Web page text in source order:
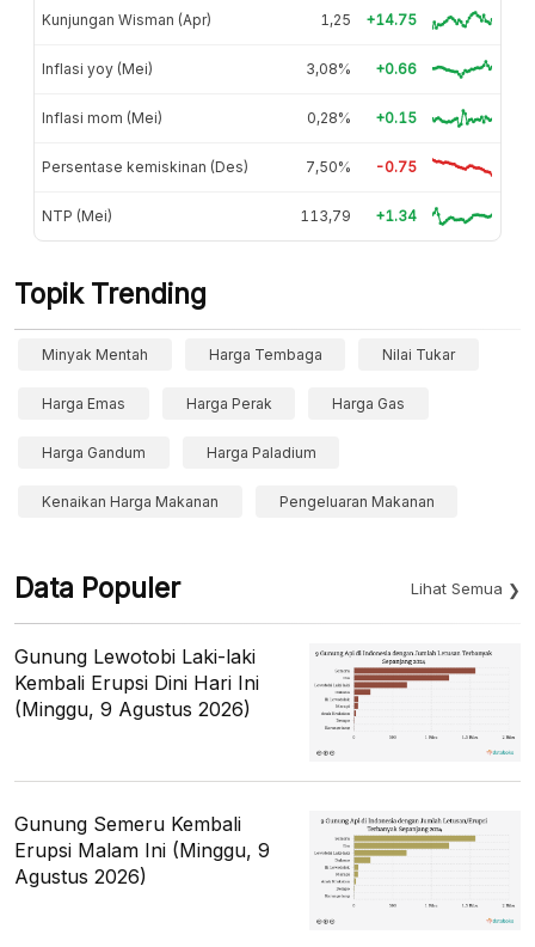
Kunjungan Wisman (Apr) 1,25 +14.75
Inflasi yoy (Mei) 3,08% +0.66
Inflasi mom (Mei) 0,28% +0.15
Persentase kemiskinan (Des) 7,50% -0.75
NTP (Mei) 113,79 +1.34
Topik Trending
Minyak Mentah Harga Tembaga Nilai Tukar
Harga Emas Harga Perak Harga Gas
Harga Gandum Harga Paladium
Kenaikan Harga Makanan Pengeluaran Makanan
Data Populer Lihat Semua
Gunung Lewotobi Laki-laki
Kembali Erupsi Dini Hari Ini
(Minggu, 9 Agustus 2026)
Gunung Semeru Kembali
Erupsi Malam Ini (Minggu, 9
Agustus 2026)